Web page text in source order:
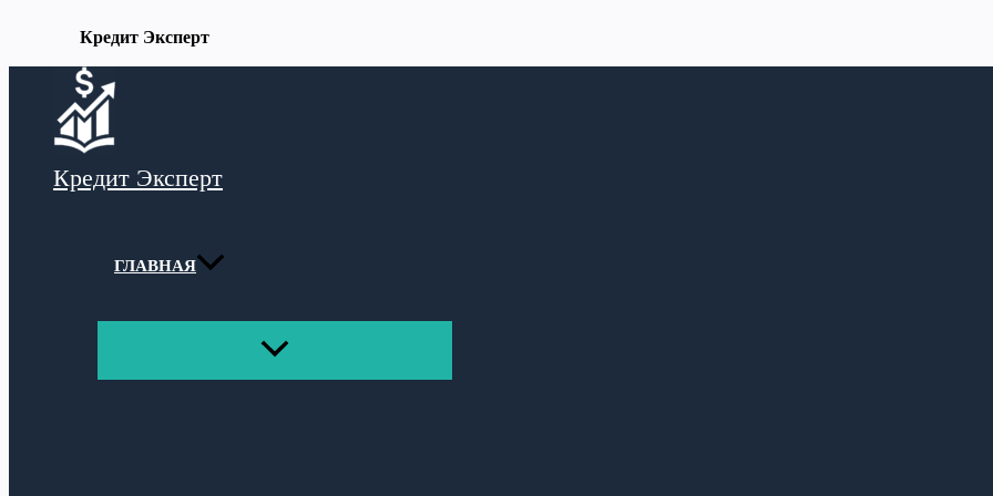
Кредит Эксперт
содержимому
Кредит Эксперт
ГЛАВНАЯ
ПЕРЕКЛЮЧАТЕЛЬ